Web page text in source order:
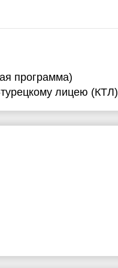
программа)
турецкому лицею (КТЛ)